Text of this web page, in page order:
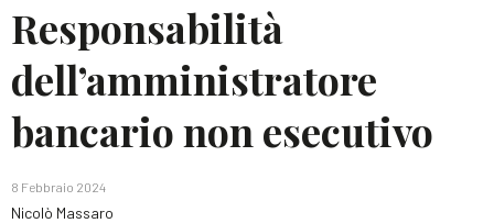
Responsabilità
dell’amministratore
bancario non esecutivo
8 Febbraio 2024
Nicolò Massaro